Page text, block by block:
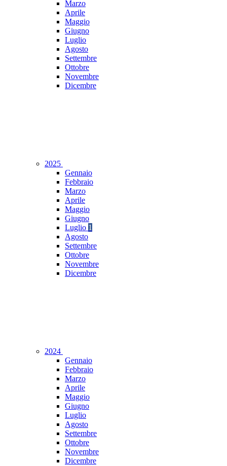
Marzo
Aprile
Maggio
Giugno
Luglio
Agosto
Settembre
Ottobre
Novembre
Dicembre
2025
Gennaio
Febbraio
Marzo
Aprile
Maggio
Giugno
Luglio 1
Agosto
Settembre
Ottobre
Novembre
Dicembre
2024
Gennaio
Febbraio
Marzo
Aprile
Maggio
Giugno
Luglio
Agosto
Settembre
Ottobre
Novembre
Dicembre